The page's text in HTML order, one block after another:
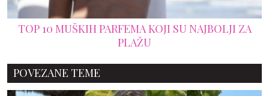
TOP 10 MUŠKIH PARFEMA KOJI SU NAJBOLJI ZA
PLAŽU
POVEZANE TEME